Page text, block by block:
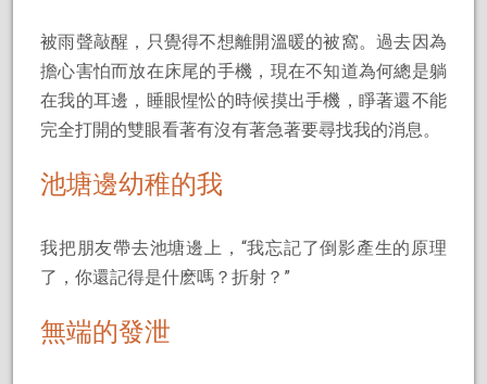
被雨聲敲醒，只覺得不想離開溫暖的被窩。過去因為
擔心害怕而放在床尾的手機，現在不知道為何總是躺
在我的耳邊，睡眼惺忪的時候摸出手機，睜著還不能
完全打開的雙眼看著有沒有著急著要尋找我的消息。
池塘邊幼稚的我
我把朋友帶去池塘邊上，“我忘記了倒影產生的原理
了，你還記得是什麽嗎？折射？”
無端的發泄